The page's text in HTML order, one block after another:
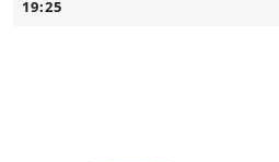
19:25